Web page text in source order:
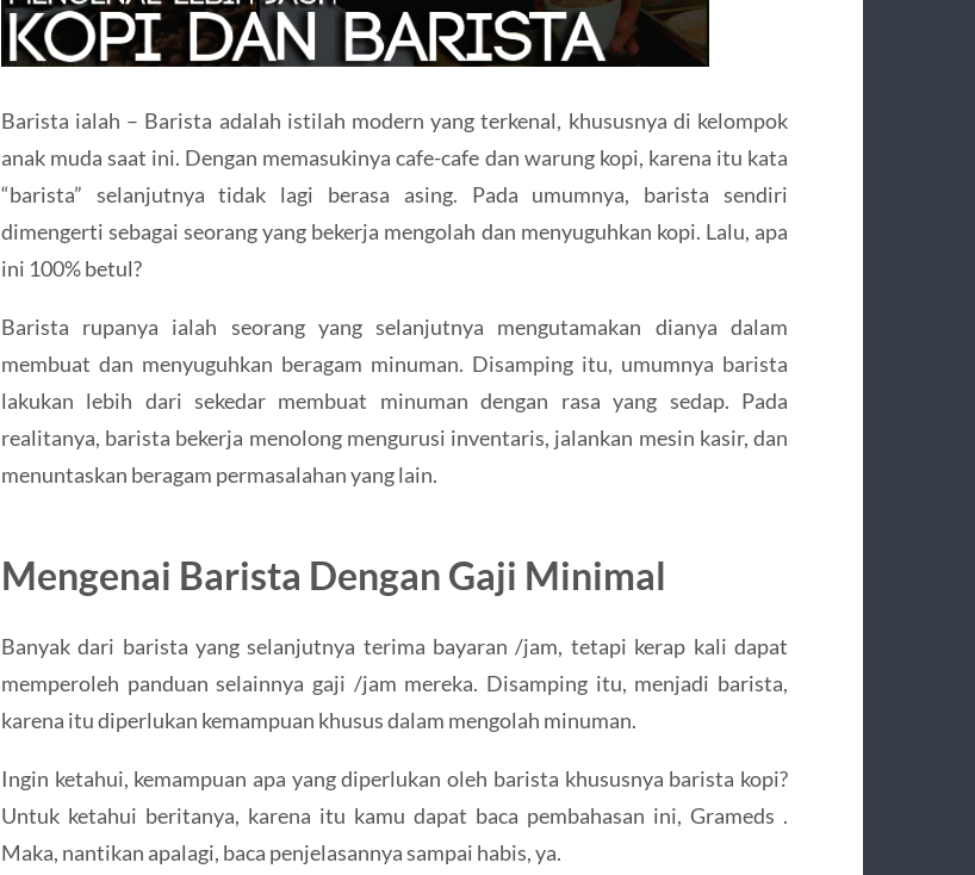
Barista ialah – Barista adalah istilah modern yang terkenal, khususnya di kelompok
anak muda saat ini. Dengan memasukinya cafe-cafe dan warung kopi, karena itu kata
“barista” selanjutnya tidak lagi berasa asing. Pada umumnya, barista sendiri
dimengerti sebagai seorang yang bekerja mengolah dan menyuguhkan kopi. Lalu, apa
ini 100% betul?
Barista rupanya ialah seorang yang selanjutnya mengutamakan dianya dalam
membuat dan menyuguhkan beragam minuman. Disamping itu, umumnya barista
lakukan lebih dari sekedar membuat minuman dengan rasa yang sedap. Pada
realitanya, barista bekerja menolong mengurusi inventaris, jalankan mesin kasir, dan
menuntaskan beragam permasalahan yang lain.
Mengenai Barista Dengan Gaji Minimal
Banyak dari barista yang selanjutnya terima bayaran /jam, tetapi kerap kali dapat
memperoleh panduan selainnya gaji /jam mereka. Disamping itu, menjadi barista,
karena itu diperlukan kemampuan khusus dalam mengolah minuman.
Ingin ketahui, kemampuan apa yang diperlukan oleh barista khususnya barista kopi?
Untuk ketahui beritanya, karena itu kamu dapat baca pembahasan ini, Grameds .
Maka, nantikan apalagi, baca penjelasannya sampai habis, ya.